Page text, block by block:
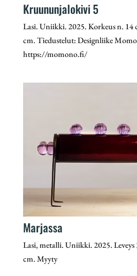
Kruununjalokivi 5
Lasi. Uniikki. 2025. Korkeus n. 14
cm. Tiedustelut: Designliike
https://momono.fi/
Marjassa
Lasi, metalli. Uniikki. 2025. Leveys
cm. Myyty